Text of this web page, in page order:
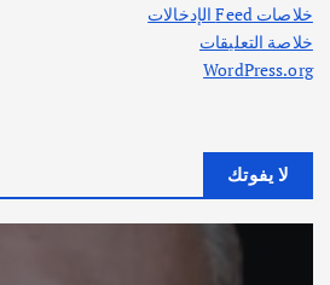
خلاصات Feed الإدخالات
خلاصة التعليقات
WordPress.org
لا يفوتك